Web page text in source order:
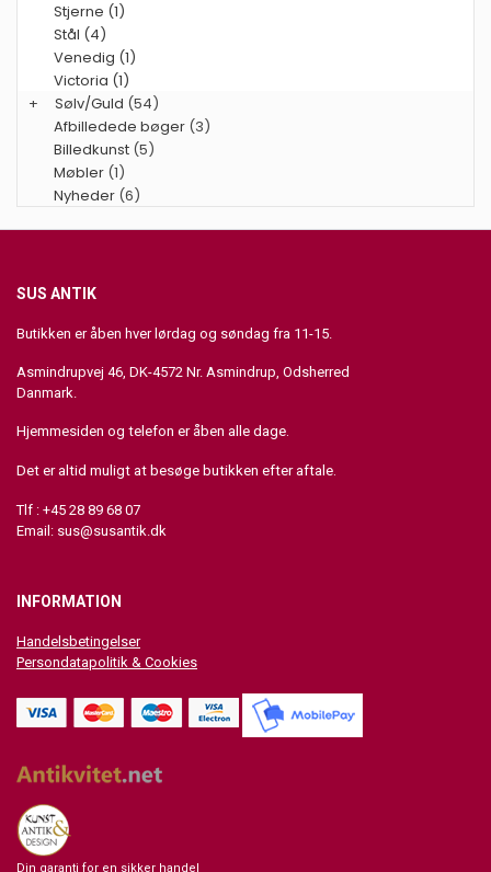
Stjerne (1)
Stål (4)
Venedig (1)
Victoria (1)
+
Sølv/Guld (54)
Afbilledede bøger (3)
Billedkunst (5)
Møbler (1)
Nyheder (6)
SUS ANTIK
Butikken er åben hver lørdag og søndag fra 11-15.
Asmindrupvej 46, DK-4572 Nr. Asmindrup, Odsherred
Danmark.
Hjemmesiden og telefon er åben alle dage.
Det er altid muligt at besøge butikken efter aftale.
Tlf : +45 28 89 68 07
Email: sus@susantik.dk
INFORMATION
Handelsbetingelser
Persondatapolitik & Cookies
Din garanti for en sikker handel